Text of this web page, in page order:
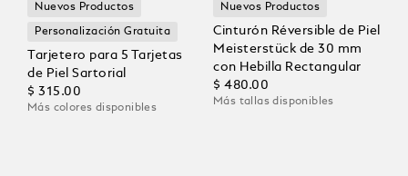
Nuevos Productos
Personalización Gratuita
Tarjetero para 5 Tarjetas
de Piel Sartorial
$ 315.00
Más colores disponibles
Nuevos Productos
Cinturón Réversible de Piel
Meisterstück de 30 mm
con Hebilla Rectangular
$ 480.00
Más tallas disponibles